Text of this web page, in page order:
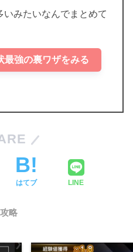
みたいなんでまとめて
最強の裏ワザをみる
はてブ LINE
略